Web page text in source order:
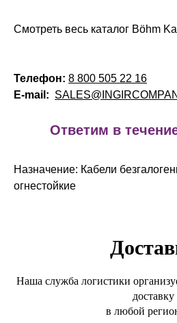
Смотреть весь каталог Böhm
Телефон: 8 800 505 22 16
E-mail:
Ответим в
Назначение: Кабели
огнестойкие
Наша служба логистики
доставку
в любой